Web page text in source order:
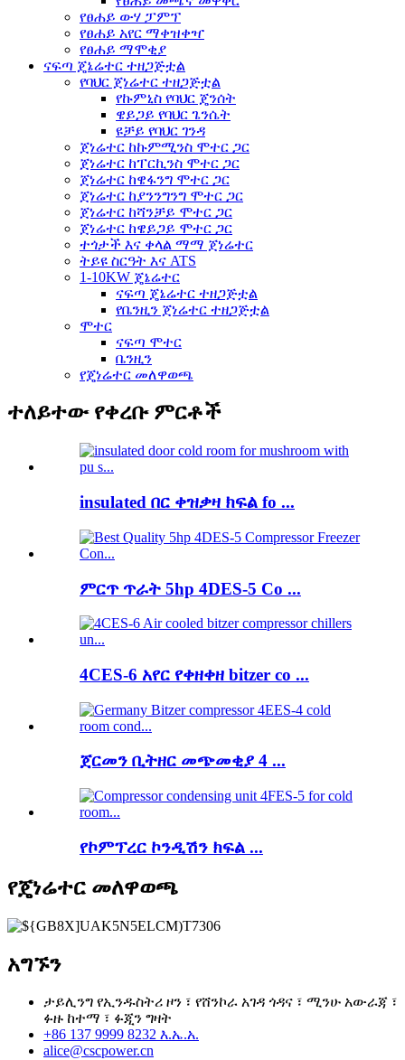
የፀሐይ ውሃ ፓምፕ
የፀሐይ አየር ማቀዝቀዣ
የፀሐይ ማሞቂያ
ናፍጣ ጄኔሬተር ተዘጋጅቷል
የባህር ጀነሬተር ተዘጋጅቷል
የኩምኒስ የባህር ጄንሰት
ዌይጋይ የባህር ጌንሴት
ዩቻይ የባህር ገንዳ
ጀነሬተር ከኩምሚንስ ሞተር ጋር
ጀነሬተር ከፐርኪንስ ሞተር ጋር
ጀነሬተር ከዌፋንግ ሞተር ጋር
ጀነሬተር ከያንንግንግ ሞተር ጋር
ጀነሬተር ከሻንቻይ ሞተር ጋር
ጀነሬተር ከዌይጋይ ሞተር ጋር
ተጎታች እና ቀላል ማማ ጀነሬተር
ትይዩ ስርዓት እና ATS
1-10KW ጄኔሬተር
ናፍጣ ጄኔሬተር ተዘጋጅቷል
የቤንዚን ጀነሬተር ተዘጋጅቷል
ሞተር
ናፍጣ ሞተር
ቤንዚን
የጄነሬተር መለዋወጫ
ተለይተው የቀረቡ ምርቶች
insulated በር ቀዝቃዛ ክፍል fo ...
ምርጥ ጥራት 5hp 4DES-5 Co ...
4CES-6 አየር የቀዘቀዘ bitzer co ...
ጀርመን ቢትዘር መጭመቂያ 4 ...
የኮምፕረር ኮንዲሽን ክፍል ...
የጄነሬተር መለዋወጫ
አግኙን
ታይሊንግ የኢንዱስትሪ ዞን ፣ የሸንኮራ አገዳ ጎዳና ፣ ሚንሁ አውራጃ ፣
ፉዙ ከተማ ፣ ፉጂን ግዛት
+86 137 9999 8232 እ.ኤ.አ.
alice@cscpower.cn